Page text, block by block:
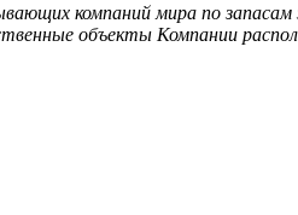
компаний мира по
объекты Компании